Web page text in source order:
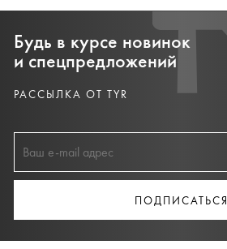
Будь в курсе новинок
и спецпредложений
РАССЫЛКА ОТ TYR
ПОДПИСАТЬСЯ